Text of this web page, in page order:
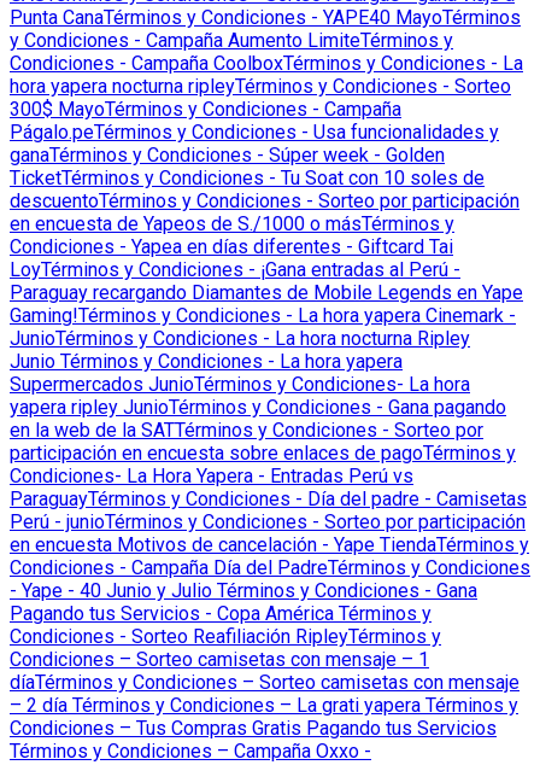
Punta CanaTérminos y Condiciones - YAPE40 MayoTérminos
y Condiciones - Campaña Aumento LimiteTérminos y
Condiciones - Campaña CoolboxTérminos y Condiciones - La
hora yapera nocturna ripleyTérminos y Condiciones - Sorteo
300$ MayoTérminos y Condiciones - Campaña
Págalo.peTérminos y Condiciones - Usa funcionalidades y
ganaTérminos y Condiciones - Súper week - Golden
TicketTérminos y Condiciones - Tu Soat con 10 soles de
descuentoTérminos y Condiciones - Sorteo por participación
en encuesta de Yapeos de S./1000 o másTérminos y
Condiciones - Yapea en días diferentes - Giftcard Tai
LoyTérminos y Condiciones - ¡Gana entradas al Perú -
Paraguay recargando Diamantes de Mobile Legends en Yape
Gaming!Términos y Condiciones - La hora yapera Cinemark -
JunioTérminos y Condiciones - La hora nocturna Ripley
Junio Términos y Condiciones - La hora yapera
Supermercados JunioTérminos y Condiciones- La hora
yapera ripley JunioTérminos y Condiciones - Gana pagando
en la web de la SATTérminos y Condiciones - Sorteo por
participación en encuesta sobre enlaces de pagoTérminos y
Condiciones- La Hora Yapera - Entradas Perú vs
ParaguayTérminos y Condiciones - Día del padre - Camisetas
Perú - junioTérminos y Condiciones - Sorteo por participación
en encuesta Motivos de cancelación - Yape TiendaTérminos y
Condiciones - Campaña Día del PadreTérminos y Condiciones
- Yape - 40 Junio y Julio Términos y Condiciones - Gana
Pagando tus Servicios - Copa América Términos y
Condiciones - Sorteo Reafiliación RipleyTérminos y
Condiciones – Sorteo camisetas con mensaje – 1
díaTérminos y Condiciones – Sorteo camisetas con mensaje
– 2 día Términos y Condiciones – La grati yapera Términos y
Condiciones – Tus Compras Gratis Pagando tus Servicios
Términos y Condiciones – Campaña Oxxo -